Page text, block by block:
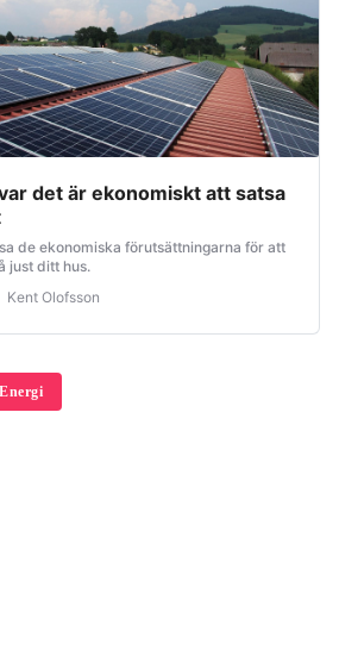
det är ekonomiskt att satsa
de ekonomiska förutsättningarna för att
just ditt hus.
Kent Olofsson
Energi